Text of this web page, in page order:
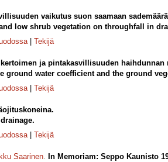
vaikutus suon saamaan
low shrub vegetation on throughfall in
| Tekijä
ja pintakasvillisuuden haihdunnan
ground water coefficient and the ground
| Tekijä
| Tekijä
Saarinen. In Memoriam: Seppo Kaunisto